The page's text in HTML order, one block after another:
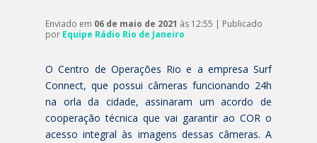
Enviado em 06 de maio de 2021 às 12:55 | Publicado
por Equipe Rádio Rio de Janeiro
O Centro de Operações Rio e a empresa Surf
Connect, que possui câmeras funcionando 24h
na orla da cidade, assinaram um acordo de
cooperação técnica que vai garantir ao COR o
acesso integral às imagens dessas câmeras. A